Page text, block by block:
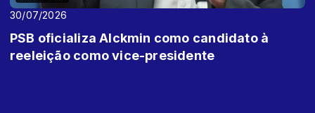
30/07/2026
PSB oficializa Alckmin como candidato à
reeleição como vice-presidente